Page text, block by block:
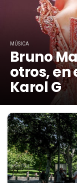
MÚSICA
Bruno
otros,
Karol G